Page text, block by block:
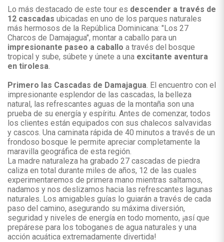
Lo más destacado de este tour es descender a través de
12 cascadas ubicadas en uno de los parques naturales
más hermosos de la República Dominicana: "Los 27
Charcos de Damajagua", montar a caballo para un
impresionante paseo a caballo a través del bosque
tropical y sube, súbete y únete a una excitante aventura
en tirolesa.
Primero las Cascadas de Damajagua. El encuentro con el
impresionante esplendor de las cascadas, la belleza
natural, las refrescantes aguas de la montaña son una
prueba de su energía y espíritu. Antes de comenzar, todos
los clientes están equipados con sus chalecos salvavidas
y cascos. Una caminata rápida de 40 minutos a través de un
frondoso bosque le permite apreciar completamente la
maravilla geográfica de esta región.
La madre naturaleza ha grabado 27 cascadas de piedra
caliza en total durante miles de años, 12 de las cuales
experimentaremos de primera mano mientras saltamos,
nadamos y nos deslizamos hacia las refrescantes lagunas
naturales. Los amigables guías lo guiarán a través de cada
paso del camino, asegurando su máxima diversión,
seguridad y niveles de energía en todo momento, ¡así que
prepárese para los toboganes de agua naturales y una
acción acuática extremadamente divertida!